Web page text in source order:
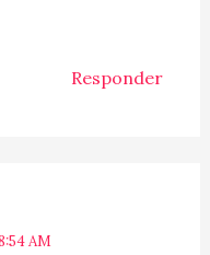
Responder
AM